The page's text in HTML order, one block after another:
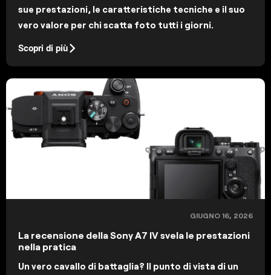
sue prestazioni, le caratteristiche tecniche e il suo
vero valore per chi scatta foto tutti i giorni.
Scopri di più
GIUGNO 16, 2026
La recensione della Sony A7 IV svela le prestazioni
nella pratica
Un vero cavallo di battaglia? Il punto di vista di un